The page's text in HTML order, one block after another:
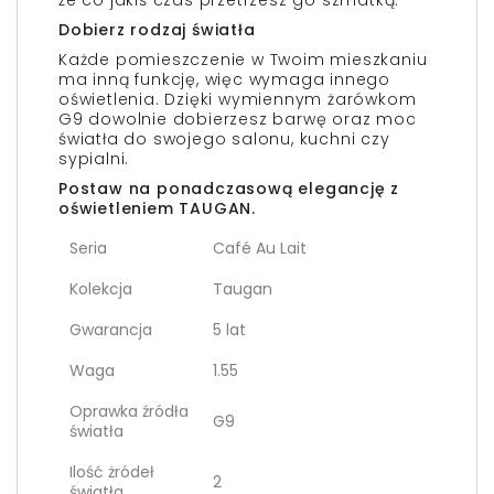
Dobierz rodzaj światła
Każde pomieszczenie w Twoim mieszkaniu
ma inną funkcję, więc wymaga innego
oświetlenia. Dzięki wymiennym żarówkom
G9 dowolnie dobierzesz barwę oraz moc
światła do swojego salonu, kuchni czy
sypialni.
Postaw na ponadczasową elegancję z
oświetleniem TAUGAN.
Seria
Café Au Lait
Kolekcja
Taugan
Gwarancja
5 lat
Waga
1.55
Oprawka źródła
światła
G9
Ilość żródeł
2